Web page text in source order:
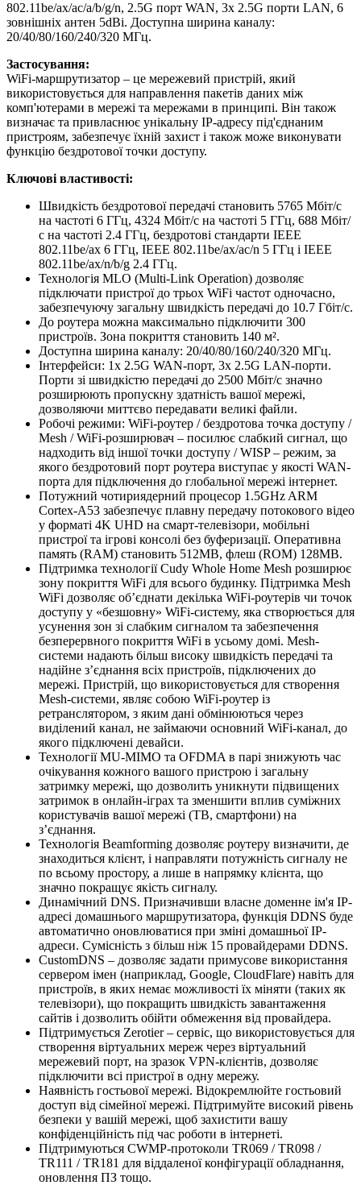
802.11be/ax/ac/a/b/g/n, 2.5G порт WAN, 3x 2.5G порти LAN, 6
зовнішніх антен 5dBi. Доступна ширина каналу:
20/40/80/160/240/320 МГц.
Застосування:
WiFi-маршрутизатор – це мережевий пристрій, який
використовується для направлення пакетів даних між
комп'ютерами в мережі та мережами в принципі. Він також
визначає та привласнює унікальну IP-адресу під'єднаним
пристроям, забезпечує їхній захист і також може виконувати
функцію бездротової точки доступу.
Ключові властивості:
Швидкість бездротової передачі становить 5765 Мбіт/с
на частоті 6 ГГц, 4324 Мбіт/с на частоті 5 ГГц, 688 Мбіт/
с на частоті 2.4 ГГц, бездротові стандарти IEEE
802.11be/ax 6 ГГц, IEEE 802.11be/ax/ac/n 5 ГГц і IEEE
802.11be/ax/n/b/g 2.4 ГГц.
Технологія MLO (Multi-Link Operation) дозволяє
підключати пристрої до трьох WiFi частот одночасно,
забезпечуючу загальну швидкість передачі до 10.7 Гбіт/с.
До роутера можна максимально підключити 300
пристроїв. Зона покриття становить 140 м².
Доступна ширина каналу: 20/40/80/160/240/320 МГц.
Інтерфейси: 1x 2.5G WAN-порт, 3x 2.5G LAN-порти.
Порти зі швидкістю передачі до 2500 Мбіт/с значно
розширюють пропускну здатність вашої мережі,
дозволяючи миттєво передавати великі файли.
Робочі режими: WiFi-роутер / бездротова точка доступу /
Mesh / WiFi-розширювач – посилює слабкий сигнал, що
надходить від іншої точки доступу / WISP – режим, за
якого бездротовий порт роутера виступає у якості WAN-
порта для підключення до глобальної мережі інтернет.
Потужний чотириядерний процесор 1.5GHz ARM
Cortex-A53 забезпечує плавну передачу потокового відео
у форматі 4K UHD на смарт-телевізори, мобільні
пристрої та ігрові консолі без буферизації. Оперативна
память (RAM) становить 512MB, флеш (ROM) 128MB.
Підтримка технології Cudy Whole Home Mesh розширює
зону покриття WiFi для всього будинку. Підтримка Mesh
WiFi дозволяє об’єднати декілька WiFi-роутерів чи точок
доступу у «безшовну» WiFi-систему, яка створюється для
усунення зон зі слабким сигналом та забезпечення
безперервного покриття WiFi в усьому домі. Mesh-
системи надають більш високу швидкість передачі та
надійне з’єднання всіх пристроїв, підключених до
мережі. Пристрій, що використовується для створення
Mesh-системи, являє собою WiFi-роутер із
ретранслятором, з яким дані обмінюються через
виділений канал, не займаючи основний WiFi-канал, до
якого підключені девайси.
Технології MU-MIMO та OFDMA в парі знижують час
очікування кожного вашого пристрою і загальну
затримку мережі, що дозволить уникнути підвищених
затримок в онлайн-іграх та зменшити вплив суміжних
користувачів вашої мережі (ТВ, смартфони) на
з’єднання.
Технологія Beamforming дозволяє роутеру визначити, де
знаходиться клієнт, і направляти потужність сигналу не
по всьому простору, а лише в напрямку клієнта, що
значно покращує якість сигналу.
Динамічний DNS. Призначивши власне доменне ім'я IP-
адресі домашнього маршрутизатора, функція DDNS буде
автоматично оновлюватися при зміні домашньої IP-
адреси. Сумісність з більш ніж 15 провайдерами DDNS.
CustomDNS – дозволяє задати примусове використання
сервером імен (наприклад, Google, CloudFlare) навіть для
пристроїв, в яких немає можливості їх міняти (таких як
телевізори), що покращить швидкість завантаження
сайтів і дозволить обійти обмеження від провайдера.
Підтримується Zerotier – сервіс, що використовується для
створення віртуальних мереж через віртуальний
мережевий порт, на зразок VPN-клієнтів, дозволяє
підключити всі пристрої в одну мережу.
Наявність гостьової мережі. Відокремлюйте гостьовий
доступ від сімейної мережі. Підтримуйте високий рівень
безпеки у вашій мережі, щоб захистити вашу
конфіденційність під час роботи в інтернеті.
Підтримуються CWMP-протоколи TR069 / TR098 /
TR111 / TR181 для віддаленої конфігурації обладнання,
оновлення ПЗ тощо.